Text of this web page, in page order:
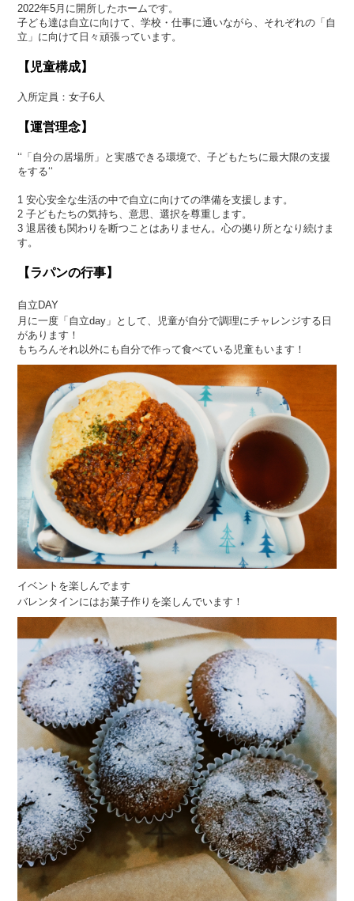
2022年5月に開所したホームです。
子ども達は自立に向けて、学校・仕事に通いながら、それぞれの「自
立」に向けて日々頑張っています。
【児童構成】
入所定員：女子6人
【運営理念】
‘‘「自分の居場所」と実感できる環境で、子どもたちに最大限の支援
をする‘‘
1 安心安全な生活の中で自立に向けての準備を支援します。
2 子どもたちの気持ち、意思、選択を尊重します。
3 退居後も関わりを断つことはありません。心の拠り所となり続けま
す。
【ラパンの行事】
自立DAY
月に一度「自立day」として、児童が自分で調理にチャレンジする日
があります！
もちろんそれ以外にも自分で作って食べている児童もいます！
イベントを楽しんでます
バレンタインにはお菓子作りを楽しんでいます！